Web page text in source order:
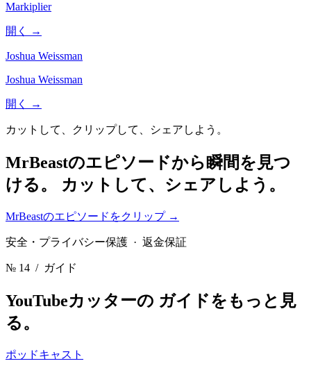
Markiplier
開く →
Joshua Weissman
Joshua Weissman
開く →
カットして、クリップして、シェアしよう。
MrBeastのエピソードから瞬間を見つ
ける。 カットして、シェアしよう。
MrBeastのエピソードをクリップ →
安全・プライバシー保護 · 返金保証
№ 14 / ガイド
YouTubeカッターの ガイドをもっと見
る。
ポッドキャスト